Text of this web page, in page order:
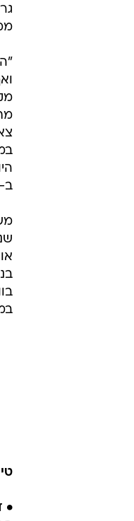
ב-100% דיוק אם המגישים יהיו זכאים או לא. לא נגיש בקשות שברור לנו שלא יתקבלו".
•